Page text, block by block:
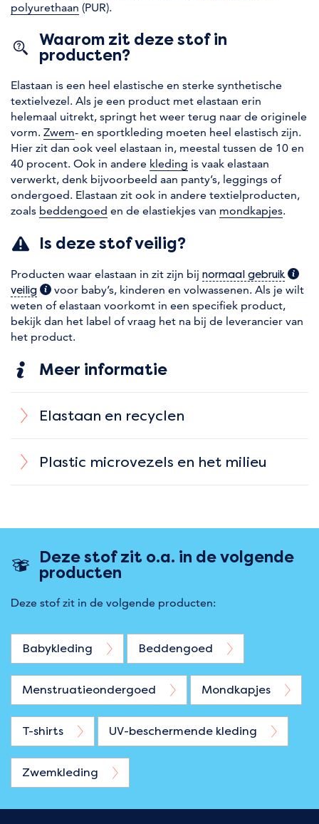
polyurethaan (PUR).
Waarom zit deze stof in
producten?
Elastaan is een heel elastische en sterke synthetische
textielvezel. Als je een product met elastaan erin
helemaal uitrekt, springt het weer terug naar de originele
vorm. Zwem- en sportkleding moeten heel elastisch zijn.
Hier zit dan ook veel elastaan in, meestal tussen de 10 en
40 procent. Ook in andere kleding is vaak elastaan
verwerkt, denk bijvoorbeeld aan panty’s, leggings of
ondergoed. Elastaan zit ook in andere textielproducten,
zoals beddengoed en de elastiekjes van mondkapjes.
Is deze stof veilig?
Producten waar elastaan in zit zijn bij normaal gebruik(extra
veilig (extra informatie)
voor baby’s, kinderen en volwassenen. Als je wilt
weten of elastaan voorkomt in een specifiek product,
bekijk dan het label of vraag het na bij de leverancier van
het product.
Meer informatie
Elastaan en recyclen
Plastic microvezels en het milieu
Deze stof zit o.a. in de volgende
producten
Deze stof zit in de volgende producten:
Babykleding Beddengoed
Menstruatieondergoed Mondkapjes
T-shirts UV-beschermende kleding
Zwemkleding